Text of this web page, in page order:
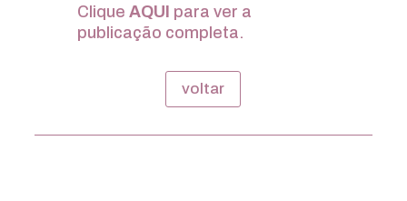
Clique AQUI para ver a
publicação completa.
voltar